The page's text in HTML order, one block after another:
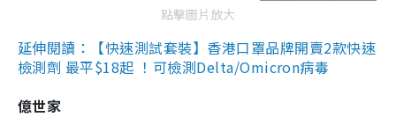
點擊圖片放大
延伸閱讀：【快速測試套裝】香港口罩品牌開賣2款快速
檢測劑 最平$18起 ！可檢測Delta/Omicron病毒
億世家